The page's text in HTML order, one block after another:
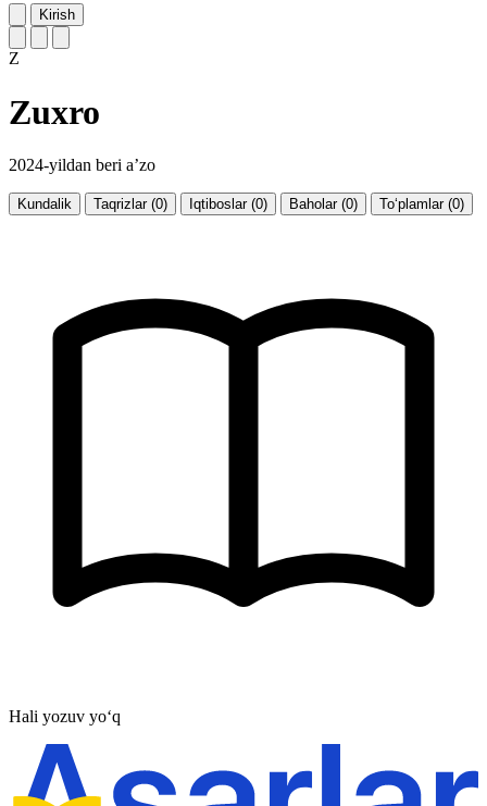
Kirish
Z
Zuxro
2024-yildan beri a’zo
Kundalik Taqrizlar (0) Iqtiboslar (0) Baholar (0) To‘plamlar (0)
Hali yozuv yo‘q